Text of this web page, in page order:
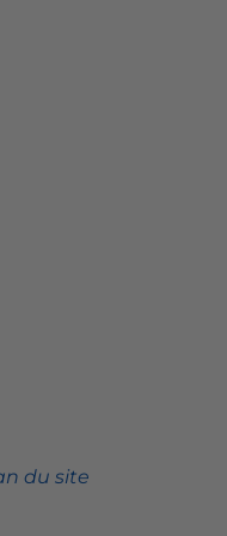
du site